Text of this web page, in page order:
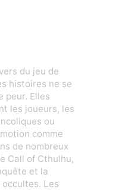
du jeu de
histoires ne se
peur. Elles
les joueurs, les
ou
comme
de nombreux
Call of Cthulhu,
et la
Les